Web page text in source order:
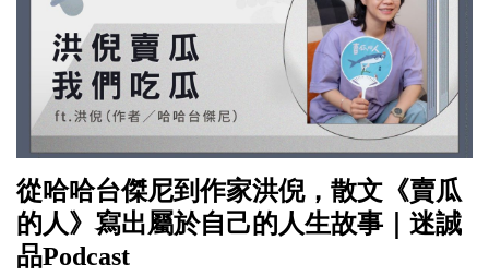
從哈哈台傑尼到作家洪倪，散文《賣瓜
的人》寫出屬於自己的人生故事｜迷誠
品Podcast